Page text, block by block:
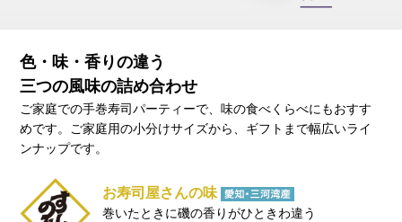
色・味・香りの違う
三つの風味の詰め合わせ
ご家庭での手巻寿司パーティーで、味の食べくらべにもおすす
めです。ご家庭用の小分けサイズから、ギフトまで幅広いライ
ンナップです。
お寿司屋さんの味
巻いたときに磯の香りがひときわ違う